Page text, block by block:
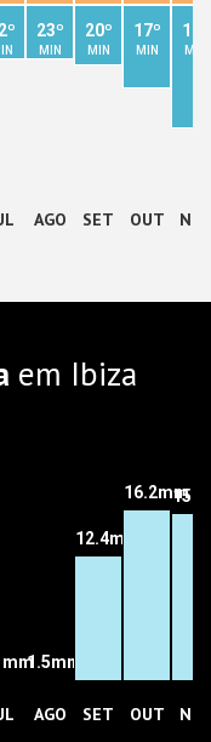
23º
MIN
AGO
20º
MIN
SET
17º
MIN
OUT
12º
MIN
NOV
em Ibiza
1.5mm
AGO
12.4mm
SET
16.2mm
OUT NOV